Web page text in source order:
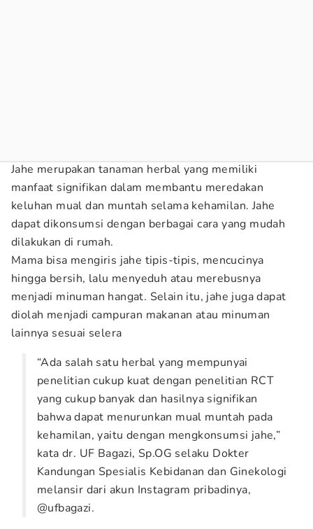
Jahe merupakan tanaman herbal yang memiliki
manfaat signifikan dalam membantu meredakan
keluhan mual dan muntah selama kehamilan. Jahe
dapat dikonsumsi dengan berbagai cara yang mudah
dilakukan di rumah.
Mama bisa mengiris jahe tipis-tipis, mencucinya
hingga bersih, lalu menyeduh atau merebusnya
menjadi minuman hangat. Selain itu, jahe juga dapat
diolah menjadi campuran makanan atau minuman
lainnya sesuai selera
“Ada salah satu herbal yang mempunyai
penelitian cukup kuat dengan penelitian RCT
yang cukup banyak dan hasilnya signifikan
bahwa dapat menurunkan mual muntah pada
kehamilan, yaitu dengan mengkonsumsi jahe,”
kata dr. UF Bagazi, Sp.OG selaku Dokter
Kandungan Spesialis Kebidanan dan Ginekologi
melansir dari akun Instagram pribadinya,
@ufbagazi.